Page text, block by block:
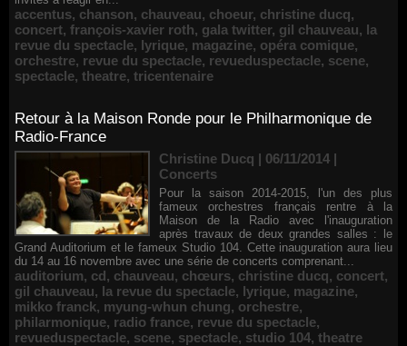
accentus, chanson, chauveau, choeur, christine ducq,
concert, françois-xavier roth, gala twitter, gil chauveau, la
revue du spectacle, lyrique, magazine, opéra comique,
orchestre, revue du spectacle, revueduspectacle, scene,
spectacle, theatre, tricentenaire
Retour à la Maison Ronde pour le Philharmonique de
Radio-France
Christine Ducq | 06/11/2014 |
Concerts
Pour la saison 2014-2015, l'un des plus
fameux orchestres français rentre à la
Maison de la Radio avec l'inauguration
après travaux de deux grandes salles : le
Grand Auditorium et le fameux Studio 104. Cette inauguration aura lieu
du 14 au 16 novembre avec une série de concerts comprenant...
auditorium, cd, chauveau, chœurs, christine ducq, concert,
gil chauveau, la revue du spectacle, lyrique, magazine,
mikko franck, myung-whun chung, orchestre,
philarmonique, radio france, revue du spectacle,
revueduspectacle, scene, spectacle, studio 104, theatre